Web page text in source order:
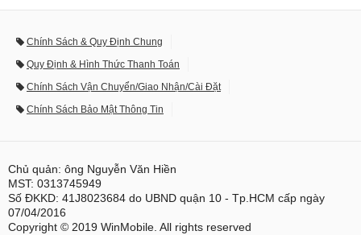
Chính Sách & Quy Định Chung
Quy Định & Hình Thức Thanh Toán
Chính Sách Vận Chuyển/Giao Nhận/Cài Đặt
Chính Sách Bảo Mật Thông Tin
Chủ quản: ông Nguyễn Văn Hiền
MST: 0313745949
Số ĐKKD: 41J8023684 do UBND quận 10 - Tp.HCM cấp ngày
07/04/2016
Copyright © 2019 WinMobile. All rights reserved